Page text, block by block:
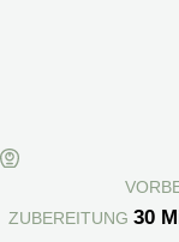
ZUBEREITUNG30